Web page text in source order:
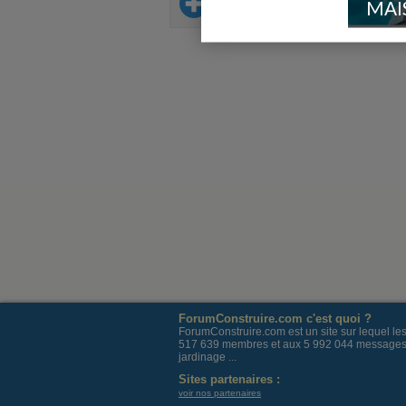
ForumConstruire.com c'est quoi ?
ForumConstruire.com est un site sur lequel
517 639 membres et aux 5 992 044
jardinage ...
Sites partenaires :
voir nos partenaires